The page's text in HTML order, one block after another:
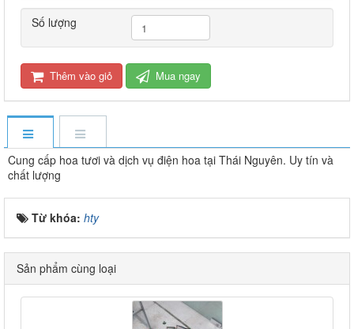
Số lượng
Thêm vào giỏ Mua ngay
Cung cấp hoa tươi và dịch vụ điện hoa tại Thái Nguyên. Uy tín và
chất lượng
Từ khóa: hty
Sản phẩm cùng loại